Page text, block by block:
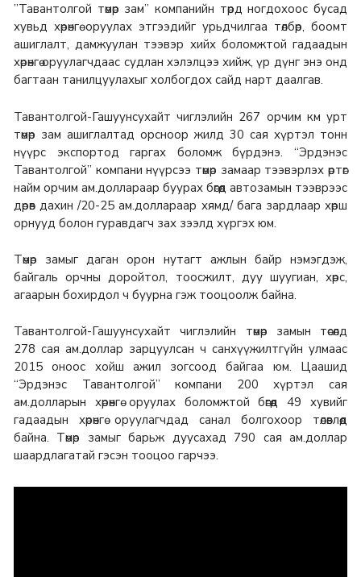
”Тавантолгой төмөр зам” компанийн төрд ногдохоос бусад
хувьд хөрөнгө оруулах этгээдийг урьдчилгаа төлбөр, боомт
ашиглалт, дамжуулан тээвэр хийх боломжтой гадаадын
хөрөнгө оруулагчдаас судлан хэлэлцээ хийж, үр дүнг энэ онд
багтаан танилцуулахыг холбогдох сайд нарт даалгав.
Тавантолгой-Гашуунсухайт чиглэлийн 267 орчим км урт
төмөр зам ашиглалтад орсноор жилд 30 сая хүртэл тонн
нүүрс экспортод гаргах боломж бүрдэнэ. “Эрдэнэс
Тавантолгой” компани нүүрсээ төмөр замаар тээвэрлэх өртөг
найм орчим ам.доллараар буурах бөгөөд автозамын тээврээс
дөрөв дахин /20-25 ам.доллараар хямд/ бага зардлаар хөрш
орнууд болон гуравдагч зах зээлд хүргэх юм.
Төмөр замыг даган орон нутагт ажлын байр нэмэгдэж,
байгаль орчны доройтол, тоосжилт, дуу шуугиан, хөрс,
агаарын бохирдол ч буурна гэж тооцоолж байна.
Тавантолгой-Гашуунсухайт чиглэлийн төмөр замын төсөлд
278 сая ам.доллар зарцуулсан ч санхүүжилтгүйн улмаас
2015 оноос хойш ажил зогсоод байгаа юм. Цаашид
“Эрдэнэс Тавантолгой” компани 200 хүртэл сая
ам.долларын хөрөнгө оруулах боломжтой бөгөөд 49 хувийг
гадаадын хөрөнгө оруулагчдад санал болгохоор төлөвлөөд
байна. Төмөр замыг барьж дуусахад 790 сая ам.доллар
шаардлагатай гэсэн тооцоо гарчээ.